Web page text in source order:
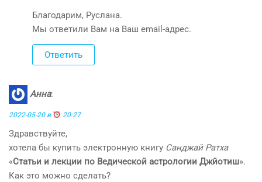
Благодарим, Руслана.
Мы ответили Вам на Ваш email-адрес.
Ответить
Анна:
2022-05-20 в 20:27
Здравствуйте,
хотела бы купить электронную книгу Санджай Ратха
«Статьи и лекции по Ведической астрологии Джйотиш».
Как это можно сделать?